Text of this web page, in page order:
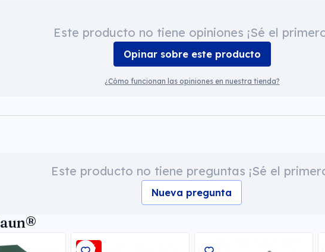
Este producto no tiene opiniones ¡Sé el
Opinar sobre este producto
¿Cómo funcionan las opiniones en nuestra tienda?
Este producto no tiene preguntas ¡Sé el
Nueva pregunta
-3%